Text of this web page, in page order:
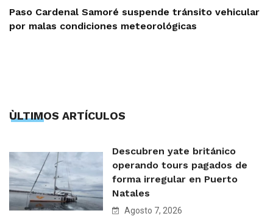
Paso Cardenal Samoré suspende tránsito vehicular
por malas condiciones meteorológicas
ÙLTIMOS ARTÍCULOS
Descubren yate británico
operando tours pagados de
forma irregular en Puerto
Natales
Agosto 7, 2026